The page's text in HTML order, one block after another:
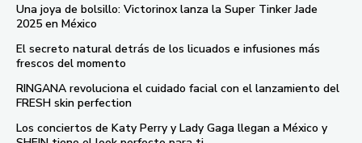
Una joya de bolsillo: Victorinox lanza la Super Tinker Jade
2025 en México
El secreto natural detrás de los licuados e infusiones más
frescos del momento
RINGANA revoluciona el cuidado facial con el lanzamiento del
FRESH skin perfection
Los conciertos de Katy Perry y Lady Gaga llegan a México y